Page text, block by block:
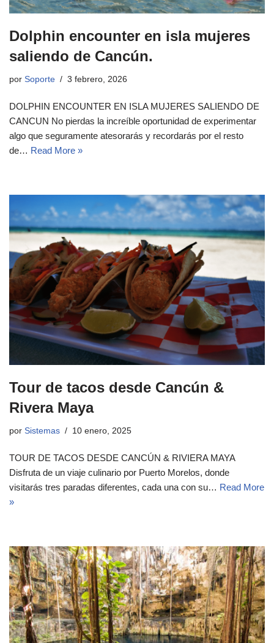
Dolphin encounter en isla mujeres
saliendo de Cancún.
por Soporte 3 febrero, 2026
DOLPHIN ENCOUNTER EN ISLA MUJERES SALIENDO DE
CANCUN No pierdas la increíble oportunidad de experimentar
algo que seguramente atesorarás y recordarás por el resto
de… Read More »
Tour de tacos desde Cancún &
Rivera Maya
por Sistemas 10 enero, 2025
TOUR DE TACOS DESDE CANCÚN & RIVIERA MAYA
Disfruta de un viaje culinario por Puerto Morelos, donde
visitarás tres paradas diferentes, cada una con su… Read More
»